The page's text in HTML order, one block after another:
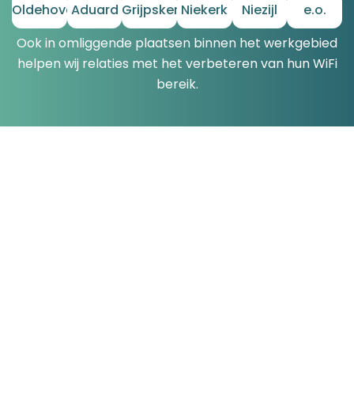
OldehoveAduard GrijpskerkNiekerk Niezijl
e.o.
Ook in omliggende plaatsen binnen het werkgebied
helpen wij relaties met het verbeteren van hun WiFi
bereik.